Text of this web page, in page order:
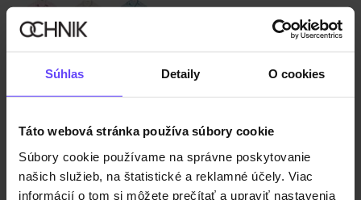
Súhlas Detaily O cookies
Táto webová stránka používa súbory cookie
Súbory cookie používame na správne poskytovanie
našich služieb, na štatistické a reklamné účely. Viac
informácií o tom si môžete prečítať a upraviť nastavenia
Odoslanie do 1 pracovného dňa
Popis produktu